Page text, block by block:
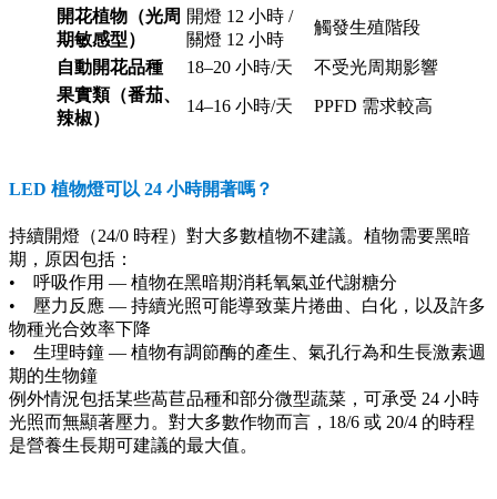
開花植物（光周
期敏感型）
開燈 12 小時 /
關燈 12 小時
觸發生殖階段
自動開花品種 18–20 小時/天
不受光周期影響
果實類（番茄、
辣椒）
14–16 小時/天 PPFD 需求較高
LED 植物燈可以 24 小時開著嗎？
持續開燈（24/0 時程）對大多數植物不建議。植物需要黑暗
期，原因包括：
• 呼吸作用 — 植物在黑暗期消耗氧氣並代謝糖分
• 壓力反應 — 持續光照可能導致葉片捲曲、白化，以及許多
物種光合效率下降
• 生理時鐘 — 植物有調節酶的產生、氣孔行為和生長激素週
期的生物鐘
例外情況包括某些萵苣品種和部分微型蔬菜，可承受 24 小時
光照而無顯著壓力。對大多數作物而言，18/6 或 20/4 的時程
是營養生長期可建議的最大值。